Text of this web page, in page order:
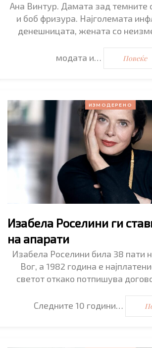
Ана Винтур. Дамата зад темните
и боб фризура. Најголемата
денешницата, жената со
модата и… Повеќе
ИЗМОДЕРЕНО
Изабела Роселини ги
на апарати
Изабела Роселини била 38 пати
Вог, а 1982 година е
светот откако потпишува
Следните 10 години…